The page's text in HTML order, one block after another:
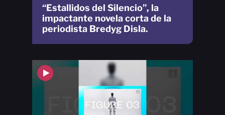
“Estallidos del Silencio”, la
impactante novela corta de la
periodista Bredyg Disla.